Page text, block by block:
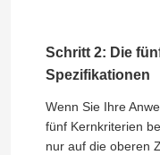
Über uns
Schritt 2: Die
Spezifikationen
Wenn Sie Ihre
fünf Kernkriterien
nur auf die oberen